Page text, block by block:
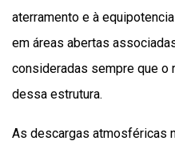
aterramento e à
em áreas abertas
consideradas sempre que o
dessa estrutura.
As descargas atmosféricas